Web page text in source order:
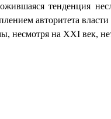
тенденция
авторитета
несмотря на XXI век,